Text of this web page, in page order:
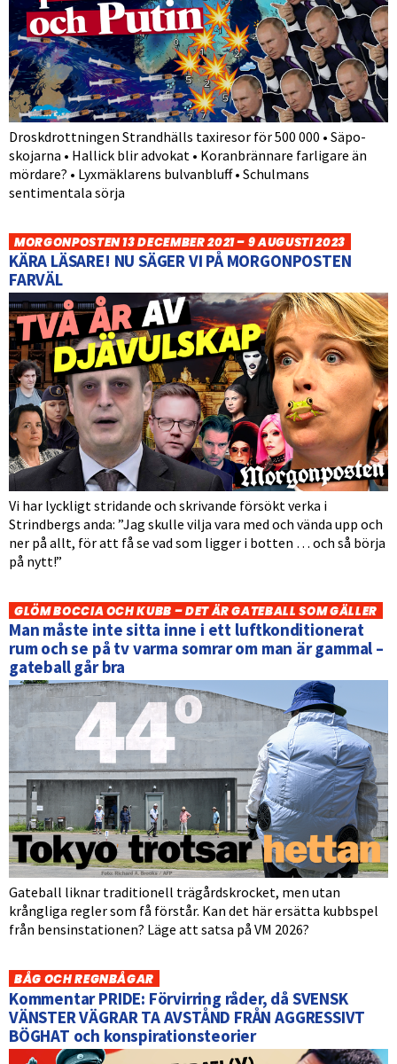
Droskdrottningen Strandhälls taxiresor för 500 000 • Säpo-
skojarna • Hallick blir advokat • Koranbrännare farligare än
mördare? • Lyxmäklarens bulvanbluff • Schulmans
sentimentala sörja
MORGONPOSTEN 13 DECEMBER 2021 – 9 AUGUSTI 2023
KÄRA LÄSARE! NU SÄGER VI PÅ MORGONPOSTEN
FARVÄL
Vi har lyckligt stridande och skrivande försökt verka i
Strindbergs anda: ”Jag skulle vilja vara med och vända upp och
ner på allt, för att få se vad som ligger i botten … och så börja
på nytt!”
GLÖM BOCCIA OCH KUBB – DET ÄR GATEBALL SOM GÄLLER
Man måste inte sitta inne i ett luftkonditionerat
rum och se på tv varma somrar om man är gammal –
gateball går bra
Gateball liknar traditionell trägårdskrocket, men utan
krångliga regler som få förstår. Kan det här ersätta kubbspel
från bensinstationen? Läge att satsa på VM 2026?
BÅG OCH REGNBÅGAR
Kommentar PRIDE: Förvirring råder, då SVENSK
VÄNSTER VÄGRAR TA AVSTÅND FRÅN AGGRESSIVT
BÖGHAT och konspirationsteorier